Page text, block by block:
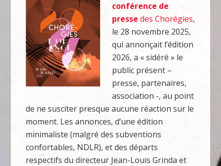
conférence de
presse des Chorégies,
le 28 novembre 2025,
qui annonçait l’édition
2026, a « sidéré » le
public présent –
presse, partenaires,
association -, au point
de ne susciter presque aucune réaction sur le
moment. Les annonces, d’une édition
minimaliste (malgré des subventions
confortables, NDLR), et des départs
respectifs du directeur Jean-Louis Grinda et